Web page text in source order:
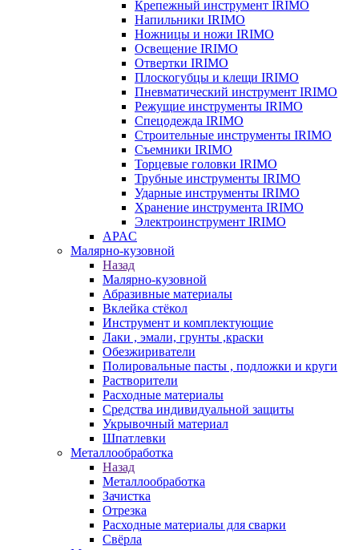
Крепежный инструмент IRIMO
Напильники IRIMO
Ножницы и ножи IRIMO
Освещение IRIMO
Отвертки IRIMO
Плоскогубцы и клещи IRIMO
Пневматический инструмент IRIMO
Режущие инструменты IRIMO
Спецодежда IRIMO
Строительные инструменты IRIMO
Съемники IRIMO
Торцевые головки IRIMO
Трубные инструменты IRIMO
Ударные инструменты IRIMO
Хранение инструмента IRIMO
Электроинструмент IRIMO
APAC
Малярно-кузовной
Назад
Малярно-кузовной
Абразивные материалы
Вклейка стёкол
Инструмент и комплектующие
Лаки , эмали, грунты ,краски
Обезжириватели
Полировальные пасты , подложки и круги
Растворители
Расходные материалы
Средства индивидуальной защиты
Укрывочный материал
Шпатлевки
Металлообработка
Назад
Металлообработка
Зачистка
Отрезка
Расходные материалы для сварки
Свёрла